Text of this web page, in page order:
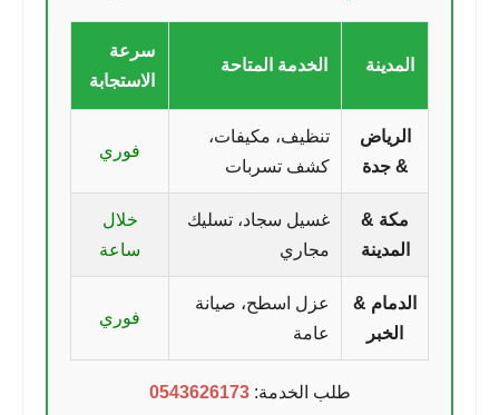
المدينة الخدمة المتاحة
سرعة
الاستجابة
الرياض
& جدة
تنظيف، مكيفات،
كشف تسربات
فوري
مكة &
المدينة
غسيل سجاد، تسليك
مجاري
خلال
ساعة
الدمام &
الخبر
عزل اسطح، صيانة
عامة
فوري
طلب الخدمة:0543626173